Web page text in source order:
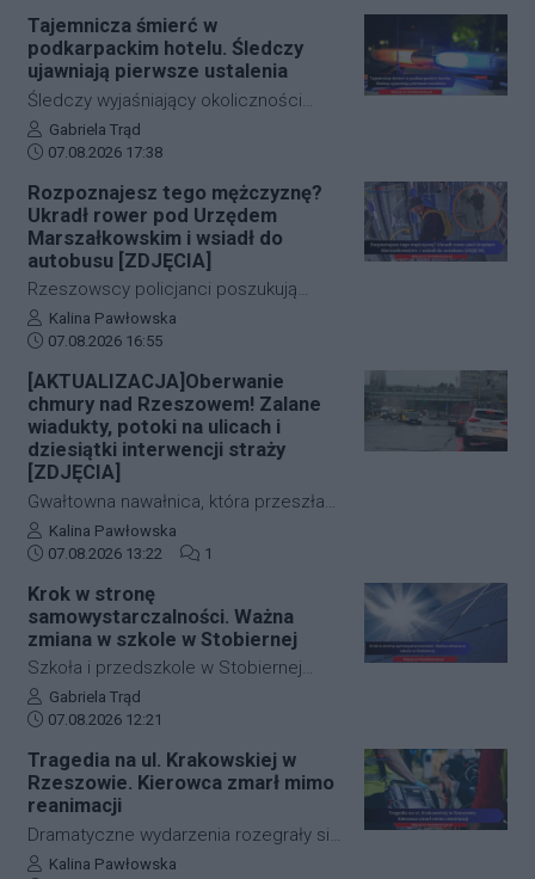
służby ratunkowe musiały
przeprowadzić dwie niezależne,
intensywne akcje poszukiwawcze. W
obu przypadkach chodziło o ludzkie
życie, a kluczową rolę odegrał czas.
Dzięki błyskawicznej mobilizacji policji,
nowoczesnej technologii, obie historie
zakończyły się szczęśliwie.
Tajemnicza śmierć w
podkarpackim hotelu. Śledczy
ujawniają pierwsze ustalenia
Śledczy wyjaśniający okoliczności
tragicznego zdarzenia na terenie
jednego z sanockich hoteli dysponują
sądowych. Z przeprowadzonej sekcji
zwłok 37-letniego mężczyzny wynika,
że na tym etapie postępowania nic nie
wskazuje na udział osób trzecich.
Autor artykułu:
Gabriela Trąd
Data dodania artykułu:
07.08.2026 17:38
Rozpoznajesz tego mężczyznę?
Ukradł rower pod Urzędem
Marszałkowskim i wsiadł do
autobusu [ZDJĘCIA]
Rzeszowscy policjanci poszukują
sprawcy kradzieży roweru marki Kross
o wartości około 1500 złotych. Do
zdarzenia doszło w ścisłym centrum
miasta – pod Urzędem
Marszałkowskim przy al. Cieplińskiego.
Złodziej ze skradzionym jednośladem
wsiadł do autobusu MPK linii 28. Jego
wizerunek zarejestrowały kamery
monitoringu, a policja apeluje o pomoc
w identyfikacji mężczyzny.
Autor artykułu:
Kalina Pawłowska
Data dodania artykułu:
07.08.2026 16:55
[AKTUALIZACJA]Oberwanie
chmury nad Rzeszowem! Zalane
wiadukty, potoki na ulicach i
dziesiątki interwencji straży
[ZDJĘCIA]
Gwałtowna nawałnica, która przeszła
nad Rzeszowem tuż po godzinie 12:00,
w kilka minut sparaliżowała ruch w
rwące potoki ulice, zalane wiadukty i
wybijające studzienki kanalizacyjne
odcięły od świata kluczowe arterie.
Podkarpaccy strażacy wyjeżdżali do
akcji już blisko 70 razy! Mamy dla Was
Autor artykułu:
Kalina Pawłowska
Data dodania artykułu:
07.08.2026 13:22 Liczba komentarzy artykułu:
1
Krok w stronę
samowystarczalności. Ważna
zmiana w szkole w Stobiernej
Szkoła i przedszkole w Stobiernej
przejdą technologiczną transformację,
która znacząco wpłynie na budżet
Trzebownisko oficjalnie
przypieczętowała umowę z wykonawcą
na realizację nowoczesnego systemu
zasilania. Dzięki nowej inwestycji
Autor artykułu:
Gabriela Trąd
Data dodania artykułu:
07.08.2026 12:21
Tragedia na ul. Krakowskiej w
Rzeszowie. Kierowca zmarł mimo
reanimacji
Dramatyczne wydarzenia rozegrały się
w piątkowy poranek na jednej z
Autor artykułu:
Kalina Pawłowska